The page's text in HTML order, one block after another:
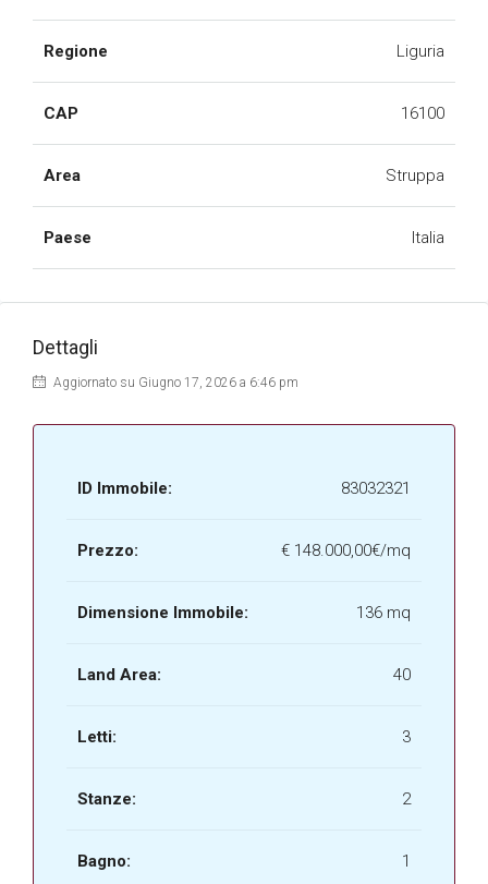
Regione Liguria
CAP 16100
Area Struppa
Paese Italia
Dettagli
Aggiornato su Giugno 17, 2026 a 6:46 pm
ID Immobile: 83032321
Prezzo: € 148.000,00€/mq
Dimensione Immobile: 136 mq
Land Area: 40
Letti: 3
Stanze: 2
Bagno: 1